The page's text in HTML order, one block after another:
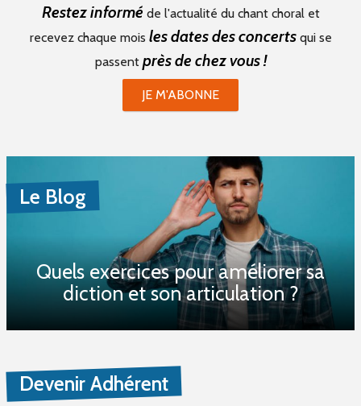
Restez informé de l'actualité du chant choral et
recevez chaque mois les dates des concertsqui se
passent près de chez vous !
JE M'ABONNE
Le Blog
Quels exercices pour améliorer sa
diction et son articulation ?
Devenir Adhérent